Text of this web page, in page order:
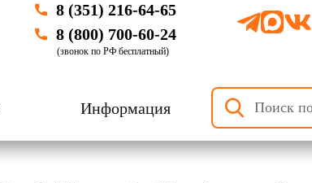
8 (351) 216-64-65
8 (800) 700-60-24
(звонок по РФ бесплатный)
Информация